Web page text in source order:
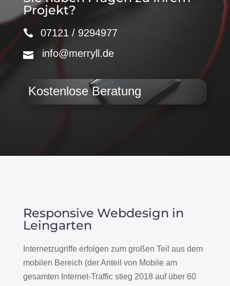
Projekt?
07121 / 9294977
info@merryll.de
Kostenlose Beratung
Responsive Webdesign in
Leingarten
Internetzugriffe erfolgen zum großen Teil aus dem
mobilen Bereich (der Anteil von Mobile am
gesamten Internet-Traffic stieg 2018 auf über 60